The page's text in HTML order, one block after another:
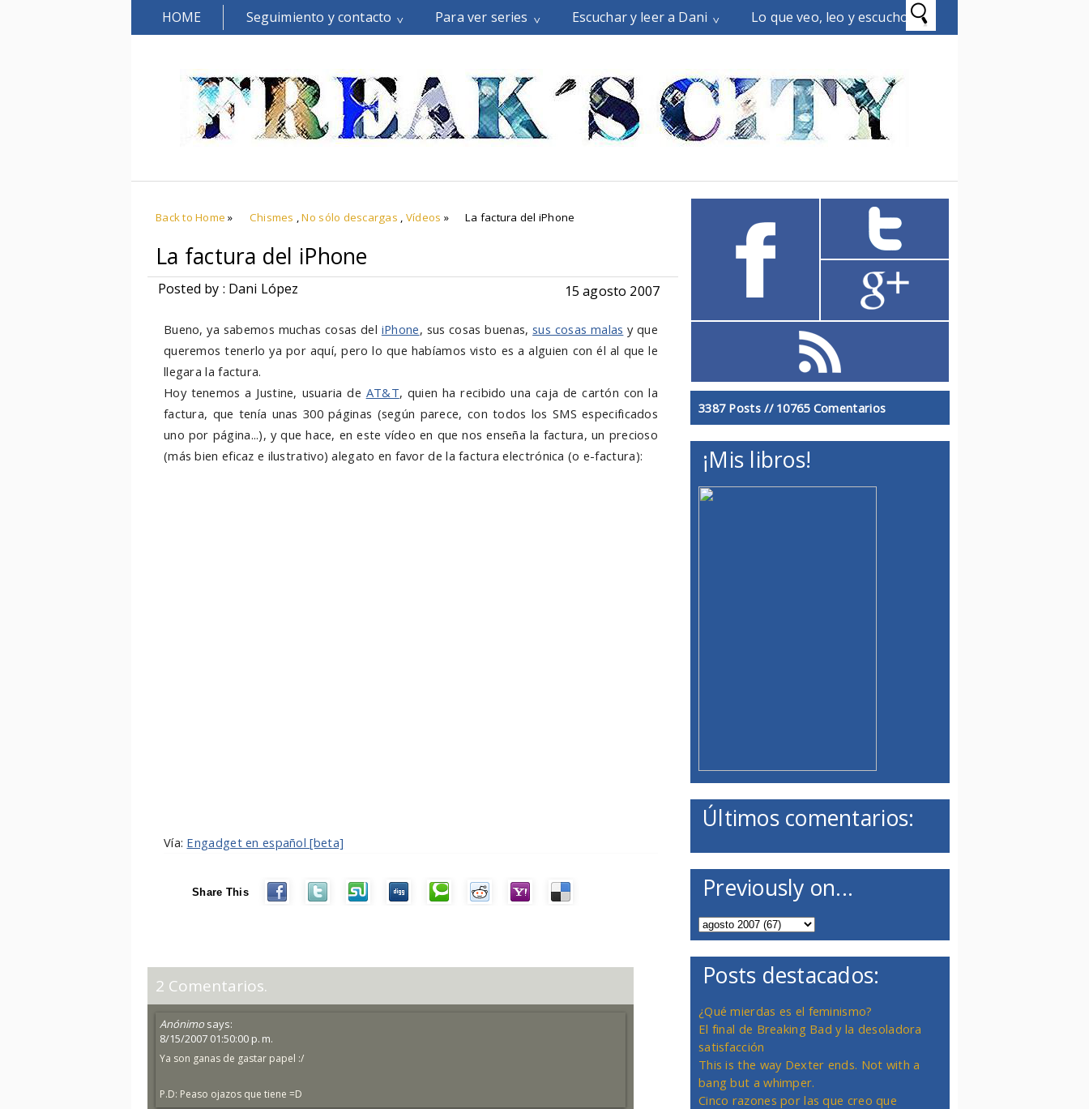
HOME Seguimiento y contacto Para ver series Escuchar y leer a Dani Lo que veo, leo y escucho
Back to Home » Chismes ,No sólo descargas , Vídeos » La factura del iPhone
La factura del iPhone
Posted by : Dani López 15 agosto 2007
Bueno, ya sabemos muchas cosas del iPhone, sus cosas buenas,sus cosas malas y que
queremos tenerlo ya por aquí, pero lo que habíamos visto es a alguien con él al que le
llegara la factura.
Hoy tenemos a Justine, usuaria de AT&T, quien ha recibido una caja de cartón con la
factura, que tenía unas 300 páginas (según parece, con todos los SMS especificados
uno por página...), y que hace, en este vídeo en que nos enseña la factura, un precioso
(más bien eficaz e ilustrativo) alegato en favor de la factura electrónica (o e-factura):
Vía: Engadget en español [beta]
Share This
2 Comentarios.
Anónimo says:
8/15/2007 01:50:00 p. m.
Ya son ganas de gastar papel :/
P.D: Peaso ojazos que tiene =D
3387 Posts // 10765 Comentarios
¡Mis libros!
Últimos comentarios:
Previously on...
Posts destacados:
¿Qué mierdas es el feminismo?
El final de Breaking Bad y la desoladora
satisfacción
This is the way Dexter ends. Not with a
bang but a whimper.
Cinco razones por las que creo que